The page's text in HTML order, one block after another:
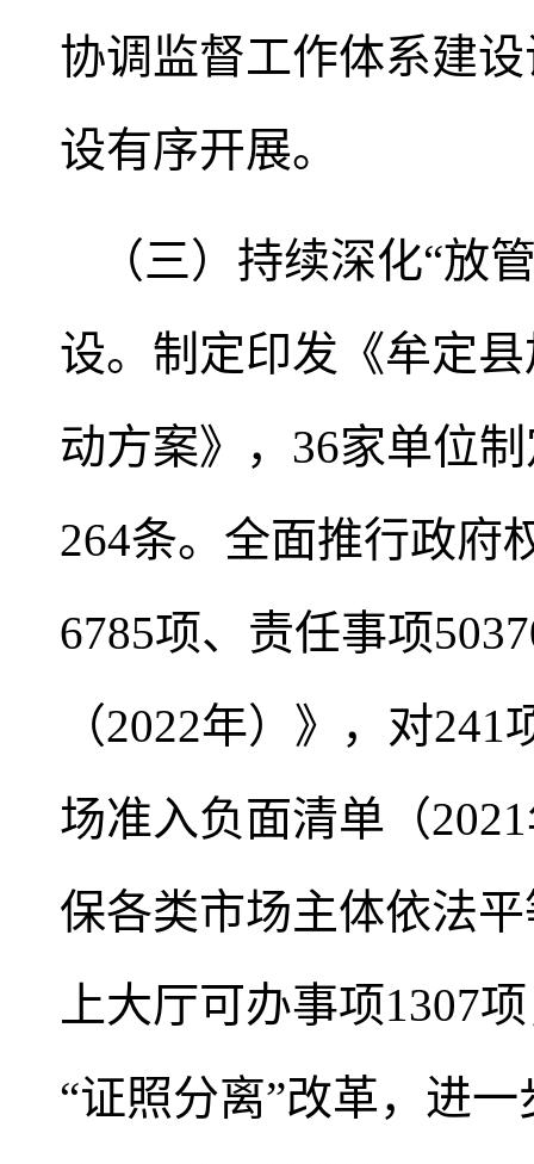
协调监督工作体系建
设有序开展。
（三）持续深化“放
设。制定印发《牟定
动方案》，36家单位
264条。全面推行政府
6785项、责任事项
（2022年）》，对
场准入负面清单（
保各类市场主体依法
上大厅可办事项1307
“证照分离”改革，进